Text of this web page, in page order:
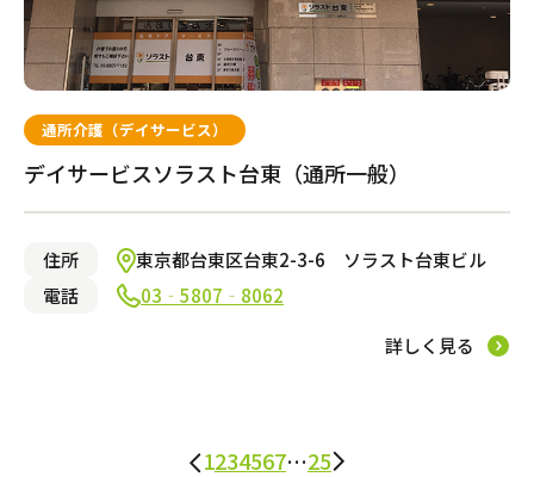
通所介護（デイサービス）
デイサービスソラスト台東（通所一般）
住所
東京都台東区台東2-3-6 ソラスト台東ビル
電話
03‐5807‐8062
詳しく見る
1234567…25